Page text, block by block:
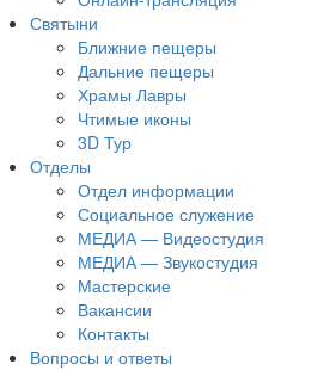
Святыни
Ближние пещеры
Дальние пещеры
Храмы Лавры
Чтимые иконы
3D Тур
Отделы
Отдел информации
Социальное служение
МЕДИА — Видеостудия
МЕДИА — Звукостудия
Мастерские
Вакансии
Контакты
Вопросы и ответы